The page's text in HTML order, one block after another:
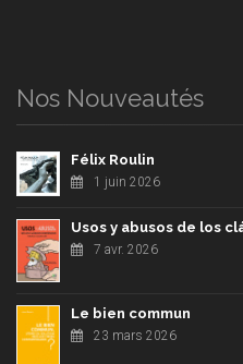
Nos Nouveautés
Félix Roulin
1 juin 2026
Usos y abusos de los
7 avr. 2026
Le bien commun
23 mars 2026